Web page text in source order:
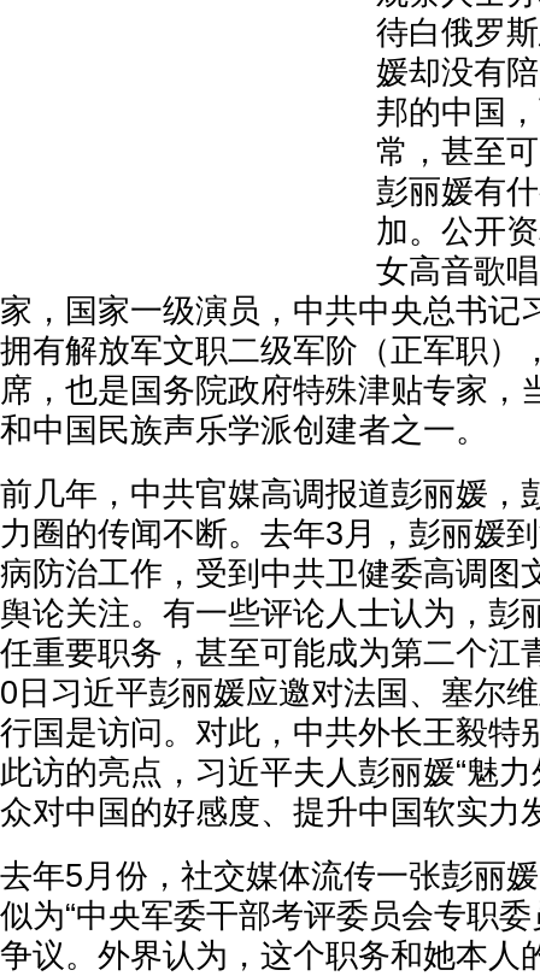
待白俄罗
媛却没有
邦的中国
常，甚至
彭丽媛有
加。公开
女高音歌
家，国家一级演员，中共中央总书记
拥有解放军文职二级军阶（正军职）
席，也是国务院政府特殊津贴专家，
和中国民族声乐学派创建者之一。
前几年，中共官媒高调报道彭丽媛，
力圈的传闻不断。去年3月，彭丽媛
病防治工作，受到中共卫健委高调图
舆论关注。有一些评论人士认为，彭
任重要职务，甚至可能成为第二个江
0日习近平彭丽媛应邀对法国、塞尔
行国是访问。对此，中共外长王毅特
此访的亮点，习近平夫人彭丽媛“魅
众对中国的好感度、提升中国软实力
去年5月份，社交媒体流传一张彭丽
似为“中央军委干部考评委员会专职
争议。外界认为，这个职务和她本人